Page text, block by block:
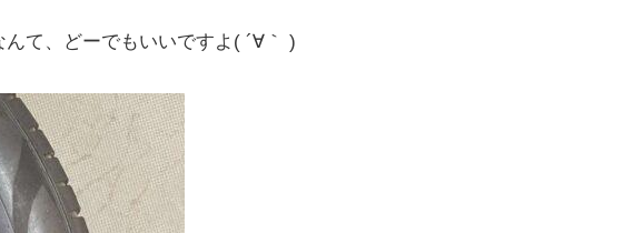
て、どーでもいいですよ( ´∀｀ )